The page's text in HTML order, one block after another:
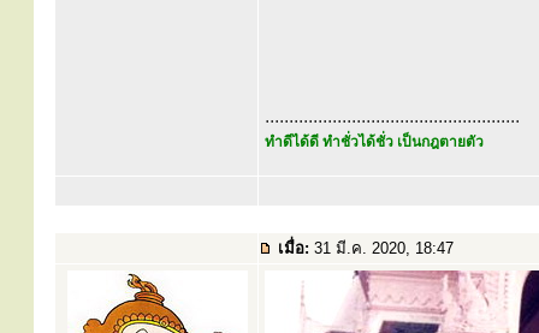
.....................................................
ทำดีได้ดี ทำชั่วได้ชั่ว เป็นกฎตายตัว
เมื่อ: 31 มี.ค. 2020, 18:47